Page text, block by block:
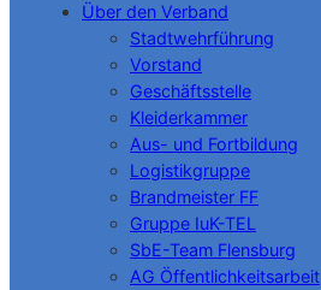
Über den Verband
Stadtwehrführung
Vorstand
Geschäftsstelle
Kleiderkammer
Aus- und Fortbildung
Logistikgruppe
Brandmeister FF
Gruppe IuK-TEL
SbE-Team Flensburg
AG Öffentlichkeitsarbeit